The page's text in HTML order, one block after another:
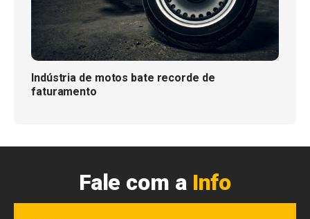
Indústria de motos bate recorde de
faturamento
Fale com a Info